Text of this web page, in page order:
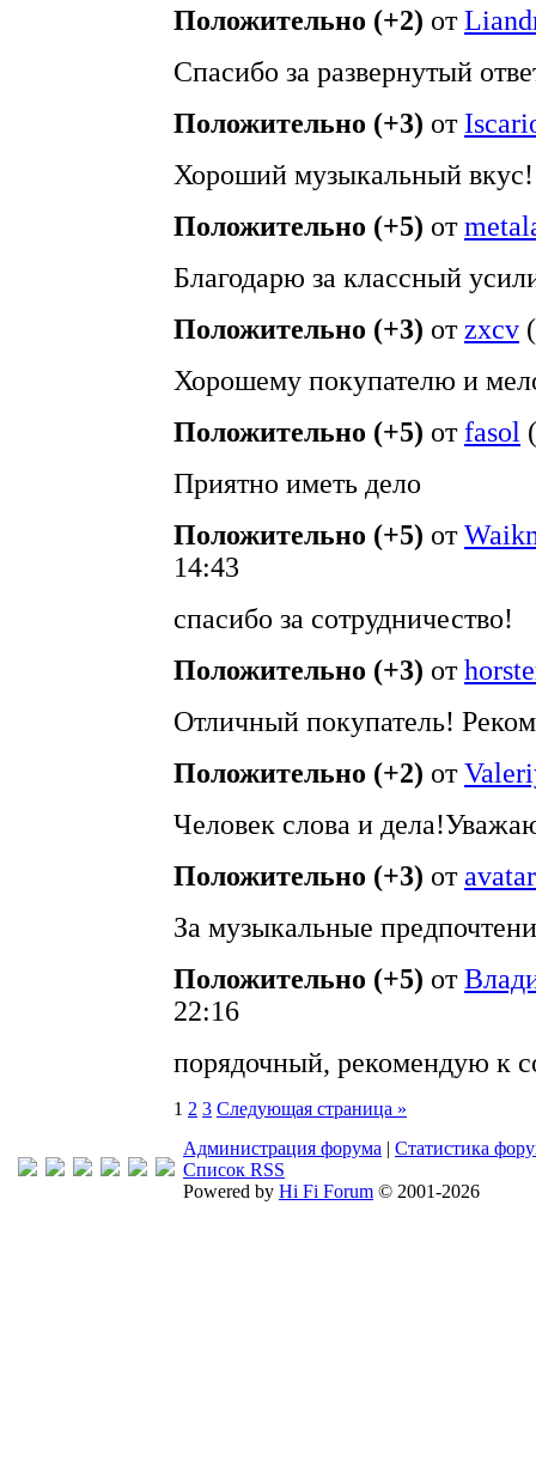
Положительно (+2) от
Спасибо за развернутый
Положительно (+3) от
Хороший музыкальный вкус!
Положительно (+5) от
Благодарю за классный
Положительно (+3) от zxcv (
Хорошему покупателю и
Положительно (+5) отfasol (
Приятно иметь дело
Положительно (+5) от
14:43
спасибо за сотрудничество!
Положительно (+3) от
Отличный покупатель!
Положительно (+2) от
Человек слова и
Положительно (+3) отavatar
За музыкальные
Положительно (+5) от
22:16
порядочный, рекомендую к
1 2 3 Следующая страница »
Администрация форума | Статистика
Список RSS
Powered by Hi Fi Forum © 2001-2026